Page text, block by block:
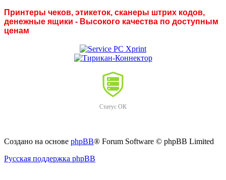
Принтеры чеков, этикеток, сканеры штрих кодов,
денежные ящики - Высокого качества по доступным
ценам
Статус ОК
Создано на основе phpBB® Forum Software © phpBB Limited
Русская поддержка phpBB